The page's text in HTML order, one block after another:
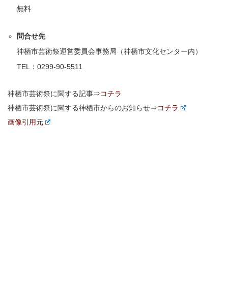
無料
問合せ先
神栖市芸術祭運営委員会事務局（神栖市文化センター内）
TEL：0299-90-5511
神栖市芸術祭に関する記事⇒コチラ
神栖市芸術祭に関する神栖市からのお知らせ⇒コチラ
画像引用元